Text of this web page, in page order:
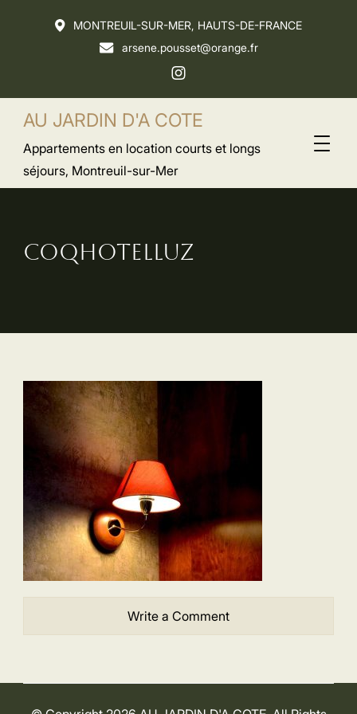
MONTREUIL-SUR-MER, HAUTS-DE-FRANCE
arsene.pousset@orange.fr
AU JARDIN D'A COTE
Appartements en location courts et longs
séjours, Montreuil-sur-Mer
COQHOTELLUZ
Write a Comment